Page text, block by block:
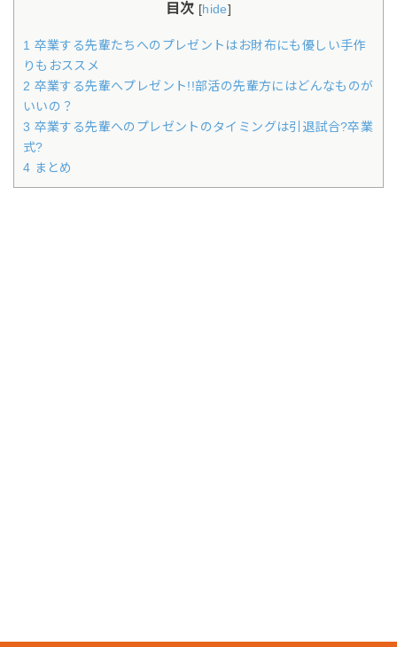
目次 [hide]
1 卒業する先輩たちへのプレゼントはお財布にも優しい手作
りもおススメ
2 卒業する先輩へプレゼント!!部活の先輩方にはどんなものが
いいの？
3 卒業する先輩へのプレゼントのタイミングは引退試合?卒業
式?
4 まとめ